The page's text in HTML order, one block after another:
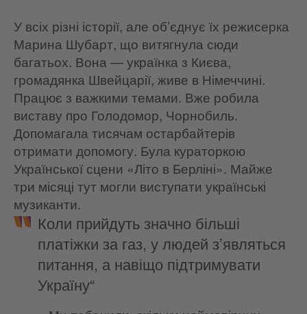
У всіх різні історії, але об’єднує їх режисерка
Марина Шубарт, що витягнула сюди
багатьох. Вона — українка з Києва,
громадянка Швейцарії, живе в Німеччині.
Працює з важкими темами. Вже робила
виставу про Голодомор, Чорнобиль.
Допомагала тисячам остарбайтерів
отримати допомогу. Була кураторкою
Української сцени «Літо в Берліні». Майже
три місяці тут могли виступати українські
музиканти.
Коли прийдуть значно більші
платіжки за газ, у людей з’являться
питання, а навіщо підтримувати
Україну“